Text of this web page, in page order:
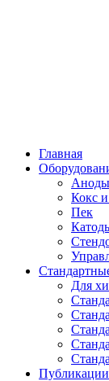
Главная
Аноды
Кокс
Пек
Для
Публикации